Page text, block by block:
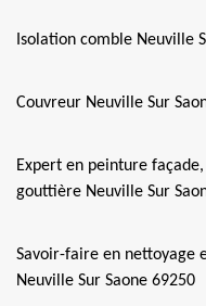
Isolation comble Neuville
Couvreur Neuville Sur
Expert en peinture
gouttière Neuville Sur
Savoir-faire en nettoyage
Neuville Sur Saone 69250